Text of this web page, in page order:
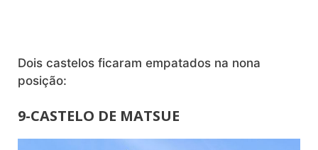
Dois castelos ficaram empatados na nona
posição:
9-CASTELO DE MATSUE